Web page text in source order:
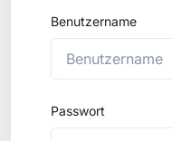
Benutzername
Passwort